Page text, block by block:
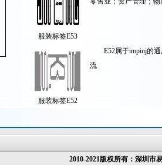
服装标签E53
服装标签E52
E52属于impinj的
流
2010-2021版权所有：深圳市